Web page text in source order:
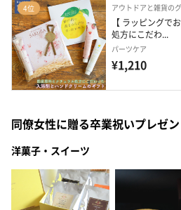
4位 アウトドアと雑貨の
【 ラッピングで
処方にこだわ...
パーツケア
¥1,210
同僚女性に贈る卒業祝いプレゼ
洋菓子・スイーツ